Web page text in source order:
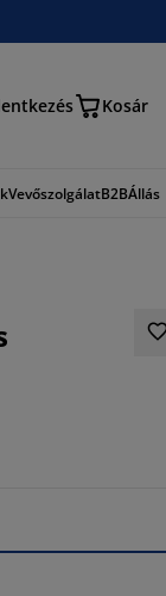
Kosár
VevőszolgálatB2BÁllás